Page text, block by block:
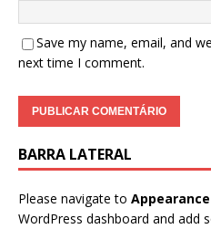
Save my name, email, and
next time I comment.
BARRA LATERAL
Please navigate to
WordPress dashboard and add